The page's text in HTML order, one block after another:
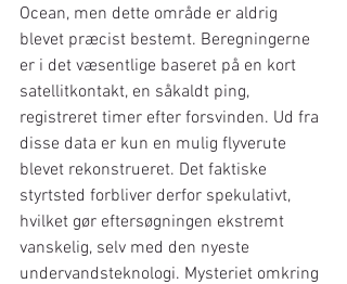
Ocean, men dette område er aldrig
blevet præcist bestemt. Beregningerne
er i det væsentlige baseret på en kort
satellitkontakt, en såkaldt ping,
registreret timer efter forsvinden. Ud fra
disse data er kun en mulig flyverute
blevet rekonstrueret. Det faktiske
styrtsted forbliver derfor spekulativt,
hvilket gør eftersøgningen ekstremt
vanskelig, selv med den nyeste
undervandsteknologi. Mysteriet omkring